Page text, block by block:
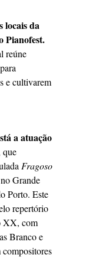
locais da
Pianofest.
reúne
e cultivarem
a atuação
que
Fragoso
Grande
Porto. Este
repertório
XX, com
Branco e